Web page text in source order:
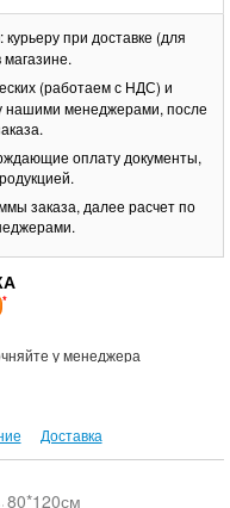
: курьеру при доставке (для
магазине.
(работаем с НДС) и
нашими менеджерами, после
оплату документы,
заказа, далее расчет по
*
у менеджера
Доставка
80*120см